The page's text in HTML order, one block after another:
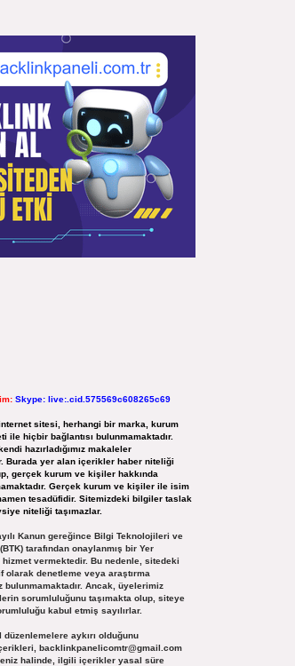
Skype: live:.cid.575569c608265c69
sitesi, herhangi bir marka, kurum
ile hiçbir bağlantısı bulunmamaktadır.
hazırladığımız makaleler
Burada yer alan içerikler haber niteliği
gerçek kurum ve kişiler hakkında
Gerçek kurum ve kişiler ile isim
tesadüfidir. Sitemizdeki bilgiler taslak
niteliği taşımazlar.
Kanun gereğince Bilgi Teknolojileri ve
tarafından onaylanmış bir Yer
hizmet vermektedir. Bu nedenle, sitedeki
denetleme veya araştırma
bulunmamaktadır. Ancak, üyelerimiz
sorumluluğunu taşımakta olup, siteye
kabul etmiş sayılırlar.
aykırı olduğunu
backlinkpanelicomtr@gmail.com
halinde, ilgili içerikler yasal süre